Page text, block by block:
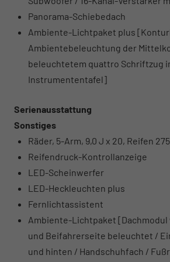
Panorama-Schiebedach
Ambiente-Lichtpaket plus
Ambientebeleuchtung der
beleuchtetem quattro Schriftzug
Instrumententafel]
Serienausstattung
Sonstiges
Räder, 5-Arm, 9,0 J x 20, Reifen
Reifendruck-Kontrollanzeige
LED-Scheinwerfer
LED-Heckleuchten plus
Fernlichtassistent
Ambiente-Lichtpaket
und Beifahrerseite beleuchtet /
und hinten / Handschuhfach /